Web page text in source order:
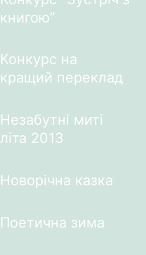
книгою”
Конкурс на
кращий переклад
Незабутні миті
літа 2013
Новорічна казка
Поетична зима